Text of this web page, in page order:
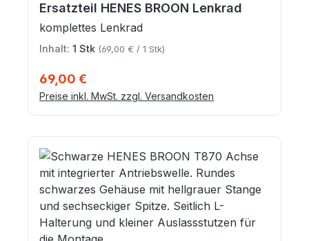
Ersatzteil HENES BROON Lenkrad
komplettes Lenkrad
Inhalt: 1 Stk (69,00 € / 1 Stk)
69,00 €
Preise inkl. MwSt. zzgl. Versandkosten